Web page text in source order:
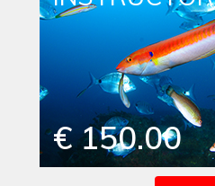
€ 150.00